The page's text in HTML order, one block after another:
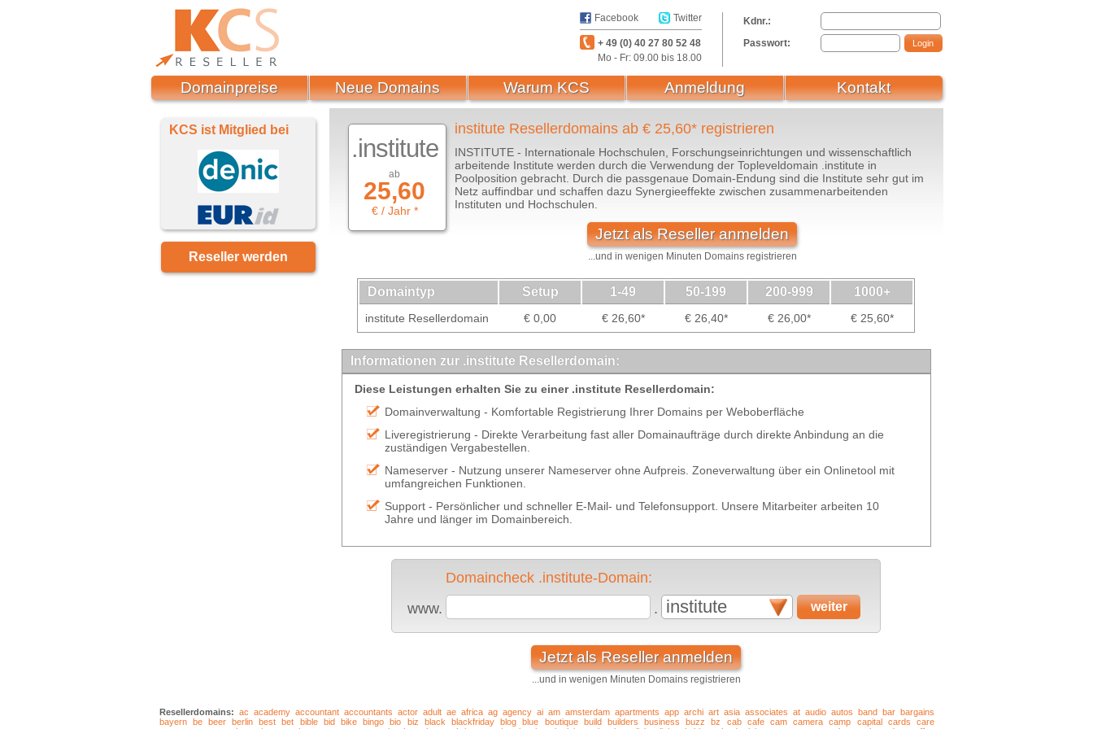
Facebook Twitter
+ 49 (0) 40 27 80 52 48
Mo - Fr: 09.00 bis 18.00
Kdnr.:
Passwort:
.institute
ab
25,60
€ / Jahr *
institute Resellerdomains ab € 25,60* registrieren
INSTITUTE - Internationale Hochschulen, Forschungseinrichtungen und wissenschaftlich
arbeitende Institute werden durch die Verwendung der Topleveldomain .institute in
Poolposition gebracht. Durch die passgenaue Domain-Endung sind die Institute sehr gut im
Netz auffindbar und schaffen dazu Synergieeffekte zwischen zusammenarbeitenden
Instituten und Hochschulen.
Jetzt als Reseller anmelden
...und in wenigen Minuten Domains registrieren
Domaintyp Setup 1-49 50-199 200-999 1000+
institute Resellerdomain € 0,00 € 26,60* € 26,40* € 26,00* € 25,60*
Informationen zur .institute Resellerdomain:
Diese Leistungen erhalten Sie zu einer .institute Resellerdomain:
Domainverwaltung - Komfortable Registrierung Ihrer Domains per Weboberfläche
Liveregistrierung - Direkte Verarbeitung fast aller Domainaufträge durch direkte Anbindung an die
zuständigen Vergabestellen.
Nameserver - Nutzung unserer Nameserver ohne Aufpreis. Zoneverwaltung über ein Onlinetool mit
umfangreichen Funktionen.
Support - Persönlicher und schneller E-Mail- und Telefonsupport. Unsere Mitarbeiter arbeiten 10
Jahre und länger im Domainbereich.
Domaincheck .institute-Domain:
www.
. institute
Jetzt als Reseller anmelden
...und in wenigen Minuten Domains registrieren
KCS ist Mitglied bei
Reseller werden
Resellerdomains: ac academy accountant accountants actor adult ae africa ag agency ai am amsterdam apartments app archi art asia associates at audio autos band bar bargains
bayern
be beer berlin best bet bible bid bike bingo bio biz black blackfriday blog blue boutique build builders business buzz bz cab cafe cam camera camp capital cards
care
Domainpreise Neue Domains Warum KCS Anmeldung Kontakt